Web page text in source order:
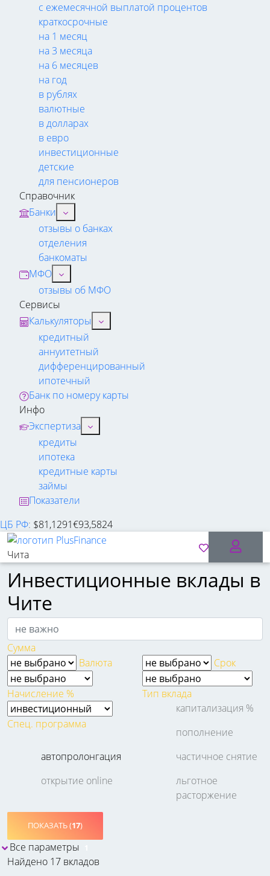
с ежемесячной выплатой процентов
краткосрочные
на 1 месяц
на 3 месяца
на 6 месяцев
на год
в рублях
валютные
в долларах
в евро
инвестиционные
детские
для пенсионеров
Справочник
Банки
отзывы о банках
отделения
банкоматы
МФО
отзывы об МФО
Сервисы
Калькуляторы
кредитный
аннуитетный
дифференцированный
ипотечный
Банк по номеру карты
Инфо
Экспертиза
кредиты
ипотека
кредитные карты
займы
Показатели
ЦБ РФ: $81,1291€93,5824
Чита
Инвестиционные вклады в
Чите
Сумма
Валюта
Срок
Начисление % Тип вклада
Спец. программа
капитализация %
пополнение
автопролонгация
открытие online
частичное снятие
льготное
расторжение
ПОКАЗАТЬ (17)
Все параметры
Найдено 17 вкладов